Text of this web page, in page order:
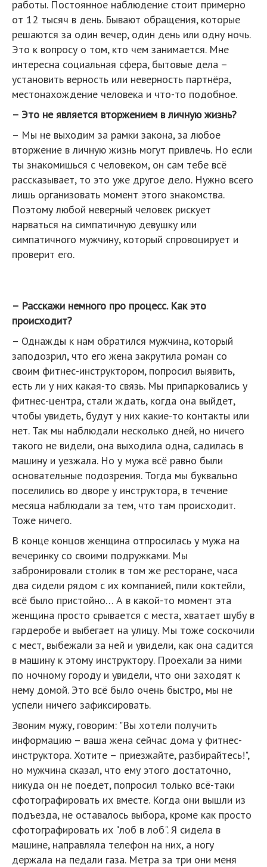
работы. Постоянное наблюдение стоит примерно
от 12 тысяч в день. Бывают обращения, которые
решаются за один вечер, один день или одну ночь.
Это к вопросу о том, кто чем занимается. Мне
интересна социальная сфера, бытовые дела –
установить верность или неверность партнёра,
местонахождение человека и что-то подобное.
– Это не является вторжением в личную жизнь?
– Мы не выходим за рамки закона, за любое
вторжение в личную жизнь могут привлечь. Но если
ты знакомишься с человеком, он сам тебе всё
рассказывает, то это уже другое дело. Нужно всего
лишь организовать момент этого знакомства.
Поэтому любой неверный человек рискует
нарваться на симпатичную девушку или
симпатичного мужчину, который спровоцирует и
проверит его.
– Расскажи немного про процесс. Как это
происходит?
– Однажды к нам обратился мужчина, который
заподозрил, что его жена закрутила роман со
своим фитнес-инструктором, попросил выявить,
есть ли у них какая-то связь. Мы припарковались у
фитнес-центра, стали ждать, когда она выйдет,
чтобы увидеть, будут у них какие-то контакты или
нет. Так мы наблюдали несколько дней, но ничего
такого не видели, она выходила одна, садилась в
машину и уезжала. Но у мужа всё равно были
основательные подозрения. Тогда мы буквально
поселились во дворе у инструктора, в течение
месяца наблюдали за тем, что там происходит.
Тоже ничего.
В конце концов женщина отпросилась у мужа на
вечеринку со своими подружками. Мы
забронировали столик в том же ресторане, часа
два сидели рядом с их компанией, пили коктейли,
всё было пристойно… А в какой-то момент эта
женщина просто срывается с места, хватает шубу в
гардеробе и выбегает на улицу. Мы тоже соскочили
с мест, выбежали за ней и увидели, как она садится
в машину к этому инструктору. Проехали за ними
по ночному городу и увидели, что они заходят к
нему домой. Это всё было очень быстро, мы не
успели ничего зафиксировать.
Звоним мужу, говорим: "Вы хотели получить
информацию – ваша жена сейчас дома у фитнес-
инструктора. Хотите – приезжайте, разбирайтесь!",
но мужчина сказал, что ему этого достаточно,
никуда он не поедет, попросил только всё-таки
сфотографировать их вместе. Когда они вышли из
подъезда, не оставалось выбора, кроме как просто
сфотографировать их "лоб в лоб". Я сидела в
машине, направляла телефон на них, а ногу
держала на педали газа. Метра за три они меня